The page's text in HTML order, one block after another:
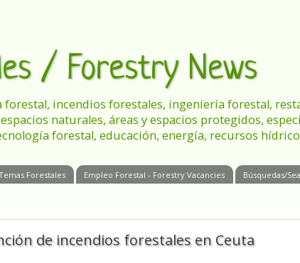
/ Forestry News
incendios forestales, ingeniería forestal,
naturales, áreas y espacios protegidos,
forestal, educación, energía, recursos
Forestales Empleo Forestal - Forestry Vacancies Búsquedas/
de incendios forestales en Ceuta